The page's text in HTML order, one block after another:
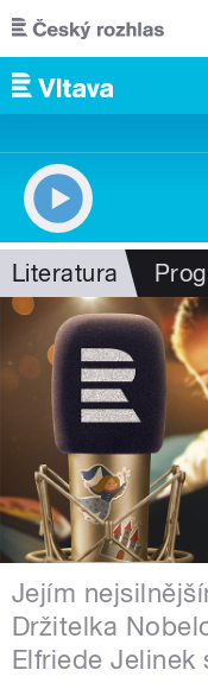
Přejít k hlavnímu obsahu
Literatura
Jejím
Držitelka
Elfriede Jelinek